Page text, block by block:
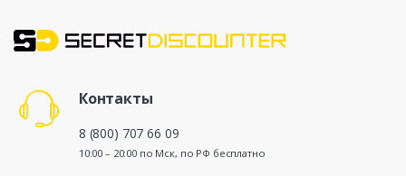
Контакты
8 (800) 707 66 09
10:00 – 20:00 по Мск, по РФ бесплатно